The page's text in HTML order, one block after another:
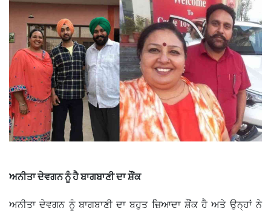
ਅਨੀਤਾ ਦੇਵਗਨ ਨੂੰ ਹੈ ਬਾਗਬਾਣੀ ਦਾ ਸ਼ੌਂਕ
ਅਨੀਤਾ ਦੇਵਗਨ ਨੂੰ ਬਾਗਬਾਣੀ ਦਾ ਬਹੁਤ ਜ਼ਿਆਦਾ ਸ਼ੌਂਕ ਹੈ ਅਤੇ ਉਨ੍ਹਾਂ ਨੇ